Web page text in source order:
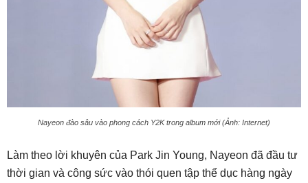
Nayeon đào sâu vào phong cách Y2K trong album mới (Ảnh: Internet)
Làm theo lời khuyên của Park Jin Young, Nayeon đã đầu tư
thời gian và công sức vào thói quen tập thể dục hàng ngày